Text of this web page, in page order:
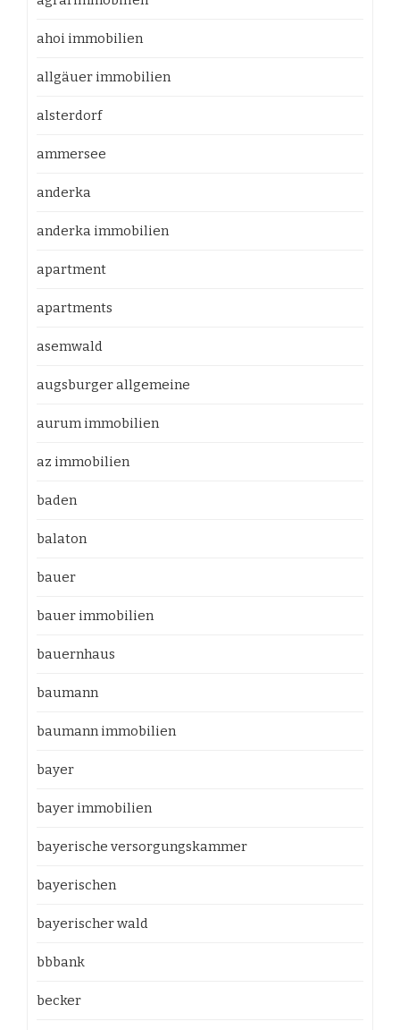
ahoi immobilien
allgäuer immobilien
alsterdorf
ammersee
anderka
anderka immobilien
apartment
apartments
asemwald
augsburger allgemeine
aurum immobilien
az immobilien
baden
balaton
bauer
bauer immobilien
bauernhaus
baumann
baumann immobilien
bayer
bayer immobilien
bayerische versorgungskammer
bayerischen
bayerischer wald
bbbank
becker